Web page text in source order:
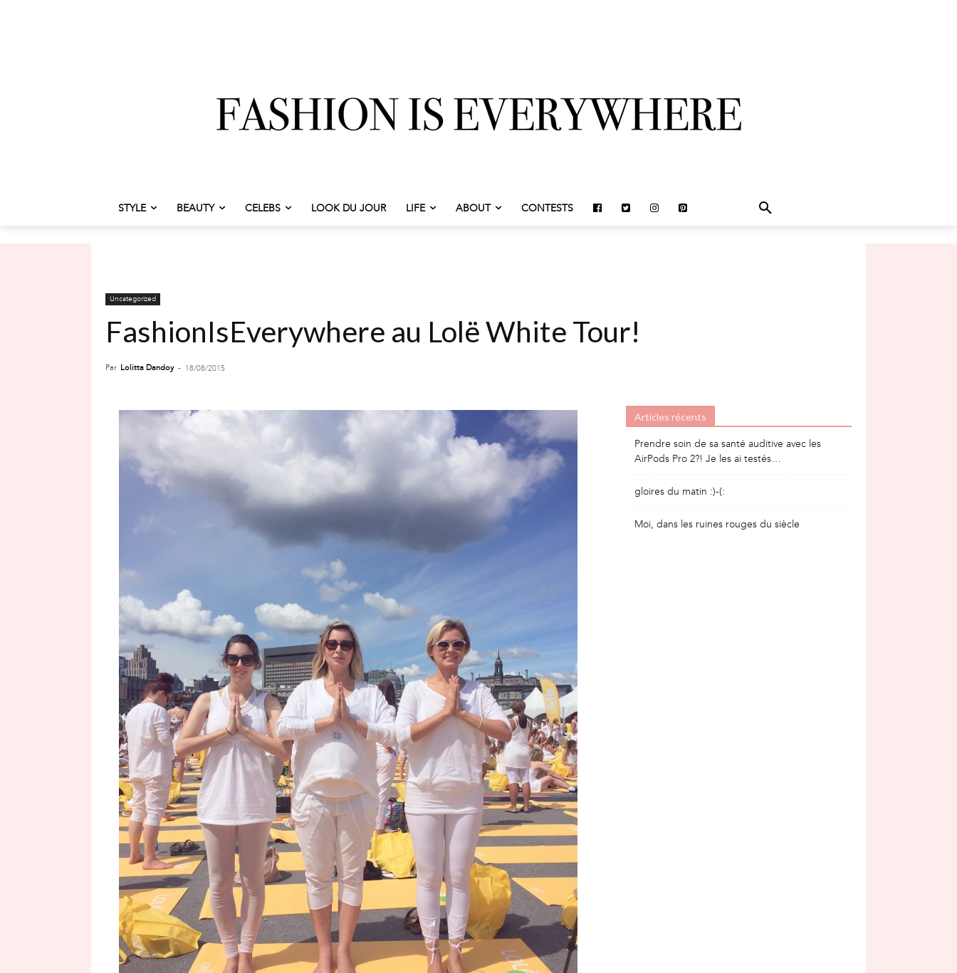
STYLE BEAUTY CELEBS LOOK DU JOUR LIFE ABOUT CONTESTS
Uncategorized
FashionIsEverywhere au Lolë White Tour!
Par Lolitta Dandoy - 18/08/2015
Articles récents
Prendre soin de sa santé auditive avec les
AirPods Pro 2?! Je les ai testés…
gloires du matin :)-(:
Moi, dans les ruines rouges du siècle